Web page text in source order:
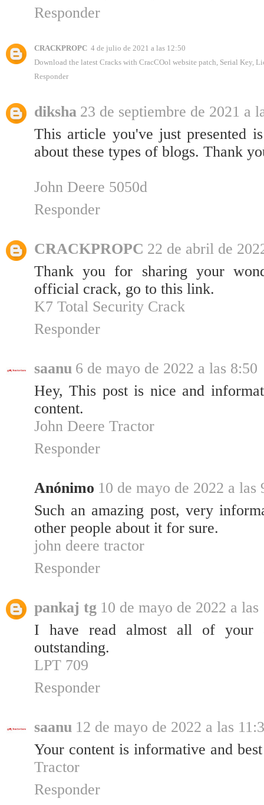
Responder
CRACKPROPC 4 de julio de 2021 a las 12:50
Download the latest Cracks with CracCOol website patch, Serial Key,
Responder
diksha 23 de septiembre de 2021 a
This article you've just presented
about these types of blogs. Thank
John Deere 5050d
Responder
CRACKPROPC 22 de abril de
Thank you for sharing your
official crack, go to this link.
K7 Total Security Crack
Responder
saanu 6 de mayo de 2022 a las 8:50
Hey, This post is nice and
content.
John Deere Tractor
Responder
Anónimo 10 de mayo de 2022 a las
Such an amazing post, very
other people about it for sure.
john deere tractor
Responder
pankaj tg 10 de mayo de 2022 a las
I have read almost all of your
outstanding.
LPT 709
Responder
saanu 12 de mayo de 2022 a las
Your content is informative and
Tractor
Responder